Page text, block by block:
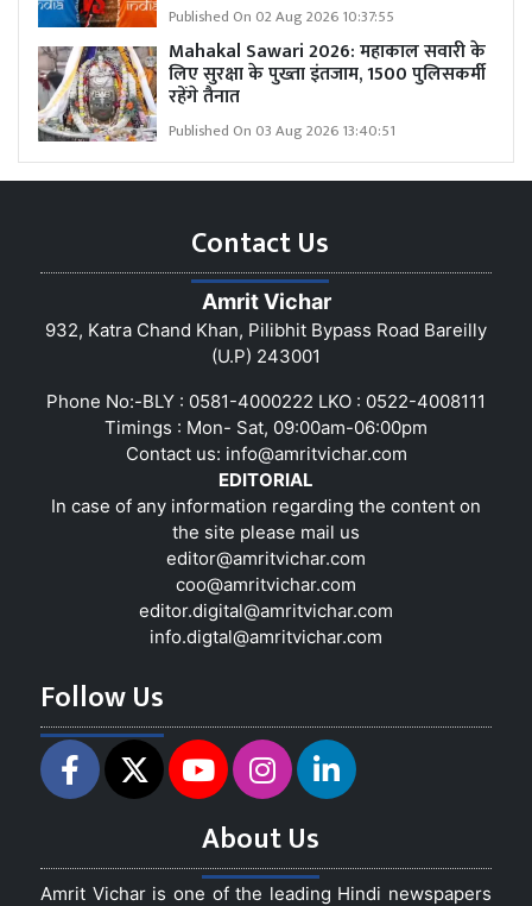
Published On 02 Aug 2026 10:37:55
Mahakal Sawari 2026: महाकाल सवारी के
लिए सुरक्षा के पुख्ता इंतजाम, 1500 पुलिसकर्मी
रहेंगे तैनात
Published On 03 Aug 2026 13:40:51
Contact Us
Amrit Vichar
932, Katra Chand Khan, Pilibhit Bypass Road Bareilly
(U.P) 243001
Phone No:-BLY : 0581-4000222 LKO : 0522-4008111
Timings : Mon- Sat, 09:00am-06:00pm
Contact us: info@amritvichar.com
EDITORIAL
In case of any information regarding the content on
the site please mail us
editor@amritvichar.com
coo@amritvichar.com
editor.digital@amritvichar.com
info.digtal@amritvichar.com
Follow Us
About Us
Amrit Vichar is one of the leading Hindi newspapers